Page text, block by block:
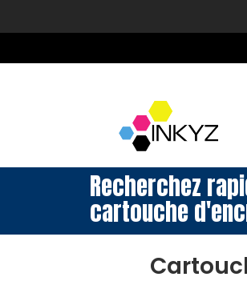
Recherchez
cartouche